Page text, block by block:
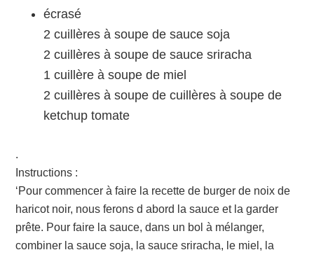
écrasé
2 cuillères à soupe de sauce soja
2 cuillères à soupe de sauce sriracha
1 cuillère à soupe de miel
2 cuillères à soupe de cuillères à soupe de
ketchup tomate
.
Instructions :
‘Pour commencer à faire la recette de burger de noix de
haricot noir, nous ferons d abord la sauce et la garder
prête. Pour faire la sauce, dans un bol à mélanger,
combiner la sauce soja, la sauce sriracha, le miel, la